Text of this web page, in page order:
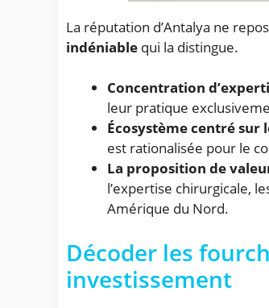
La réputation d’Antalya ne
indéniable qui la distingue.
Concentration
leur pratique
Écosystème centré sur
est rationalisée pour le
La proposition de
l’expertise chirurgicale,
Amérique du Nord.
Décoder les
investissement